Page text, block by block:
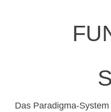
Das Paradigma-